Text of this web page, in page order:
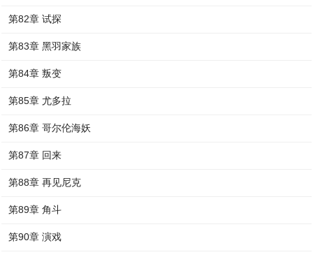
第82章 试探
第83章 黑羽家族
第84章 叛变
第85章 尤多拉
第86章 哥尔伦海妖
第87章 回来
第88章 再见尼克
第89章 角斗
第90章 演戏